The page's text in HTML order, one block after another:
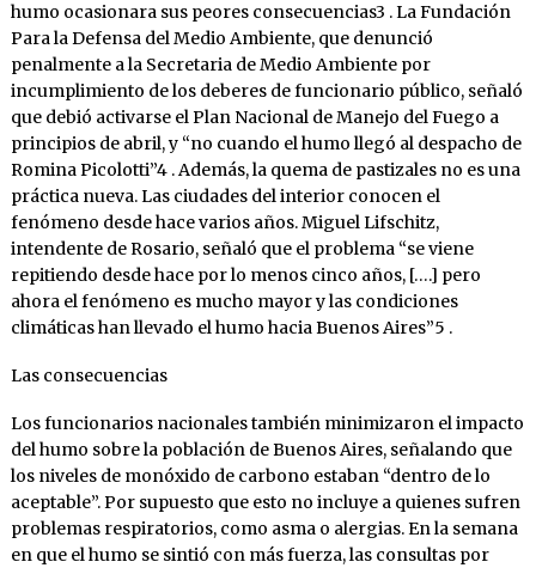
humo ocasionara sus peores consecuencias3 . La Fundación
Para la Defensa del Medio Ambiente, que denunció
penalmente a la Secretaria de Medio Ambiente por
incumplimiento de los deberes de funcionario público, señaló
que debió activarse el Plan Nacional de Manejo del Fuego a
principios de abril, y “no cuando el humo llegó al despacho de
Romina Picolotti”4 . Además, la quema de pastizales no es una
práctica nueva. Las ciudades del interior conocen el
fenómeno desde hace varios años. Miguel Lifschitz,
intendente de Rosario, señaló que el problema “se viene
repitiendo desde hace por lo menos cinco años, [….] pero
ahora el fenómeno es mucho mayor y las condiciones
climáticas han llevado el humo hacia Buenos Aires”5 .
Las consecuencias
Los funcionarios nacionales también minimizaron el impacto
del humo sobre la población de Buenos Aires, señalando que
los niveles de monóxido de carbono estaban “dentro de lo
aceptable”. Por supuesto que esto no incluye a quienes sufren
problemas respiratorios, como asma o alergias. En la semana
en que el humo se sintió con más fuerza, las consultas por